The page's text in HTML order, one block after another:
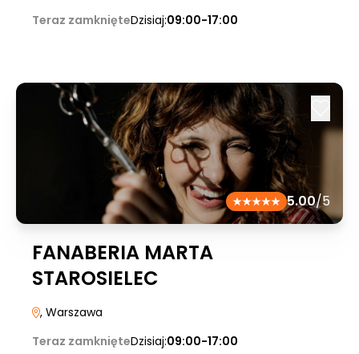
Teraz zamknięteDzisiaj:09:00-17:00
5.00/5
FANABERIA MARTA
STAROSIELEC
, Warszawa
Teraz zamknięteDzisiaj:09:00-17:00